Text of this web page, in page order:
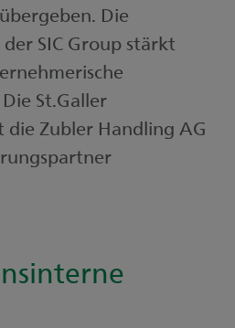
Die
SIC Group stärkt
St.Galler
Zubler Handling AG